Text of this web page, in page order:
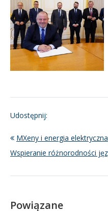
Udostępnij:
MXeny i energia elektryczna
Wspieranie różnorodności
Powiązane